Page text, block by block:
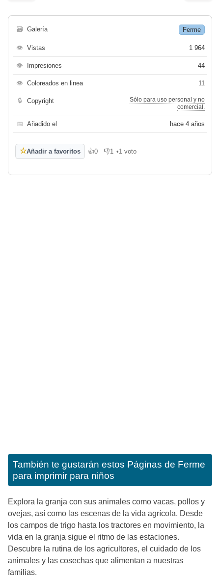
🗃 Galería Ferme
👁 Vistas 1 964
👁 Impresiones 44
👁 Coloreados en linea 11
🔒 Copyright
Sólo para uso personal y no
comercial.
📅 Añadido el hace 4 años
☆Añadir a favoritos 👍0
Me gusta
👎1
No me gusta
•1 voto
También te gustarán estos Páginas de Ferme
para imprimir para niños
Explora la granja con sus animales como vacas, pollos y
ovejas, así como las escenas de la vida agrícola. Desde
los campos de trigo hasta los tractores en movimiento, la
vida en la granja sigue el ritmo de las estaciones.
Descubre la rutina de los agricultores, el cuidado de los
animales y las cosechas que alimentan a nuestras
familias.